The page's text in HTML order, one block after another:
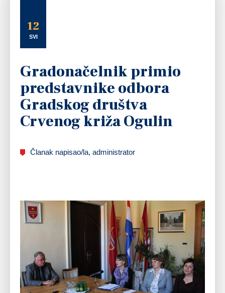
12
SVI
Gradonačelnik primio
predstavnike odbora
Gradskog društva
Crvenog križa Ogulin
Članak napisao/la, administrator